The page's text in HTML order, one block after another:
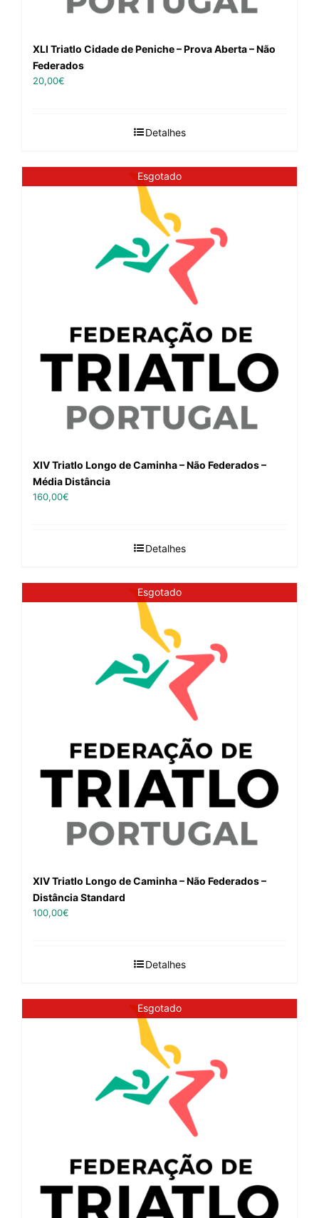
XLI Triatlo Cidade de Peniche – Prova Aberta – Não
Federados
20,00€
Detalhes
Esgotado
XIV Triatlo Longo de Caminha – Não Federados –
Média Distância
160,00€
Detalhes
Esgotado
XIV Triatlo Longo de Caminha – Não Federados –
Distância Standard
100,00€
Detalhes
Esgotado